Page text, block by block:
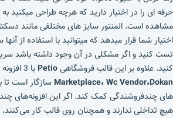
حرفه ای را در اختیار دارید که هرچه طراحی میکنید
مشاهده است. المنتور سایز های مختلفی مانند
اختیار شما قرار میدهد که میتوانید با استفاده از
تست کنید و اگر مشکلی در آن وجود داشته باشد
کنید. علاوه بر این قالب فروشگاهیPetio با 3 افزونه
Marketplace، Wc Vendor،Dokan سازگار است
های چندفروشندگی کمک کند. اگر این افزونه‌های
هیچ تداخلی ندارند و همچنان روی قالب کار می‌کنند.